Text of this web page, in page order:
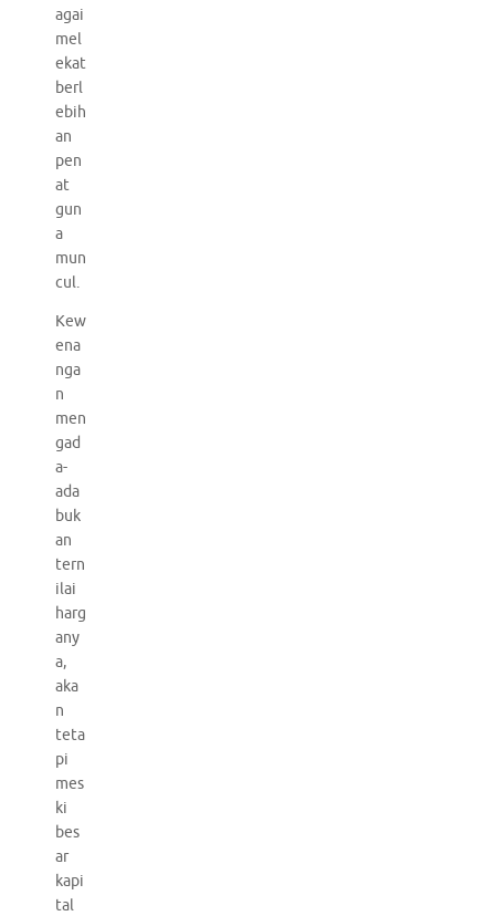
agai
mel
ekat
berl
ebih
an
pen
at
gun
a
mun
cul.
Kew
ena
nga
n
men
gad
a-
ada
buk
an
tern
ilai
harg
any
a,
aka
n
teta
pi
mes
ki
bes
ar
kapi
tal